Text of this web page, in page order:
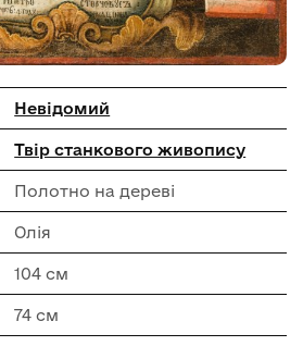
Невідомий
Твір станкового живопису
Полотно на дереві
Олія
104 см
74 см